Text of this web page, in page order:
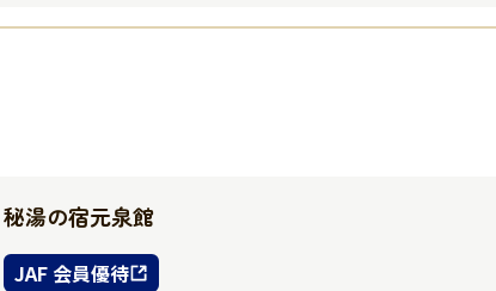
秘湯の宿元泉館
JAF 会員優待